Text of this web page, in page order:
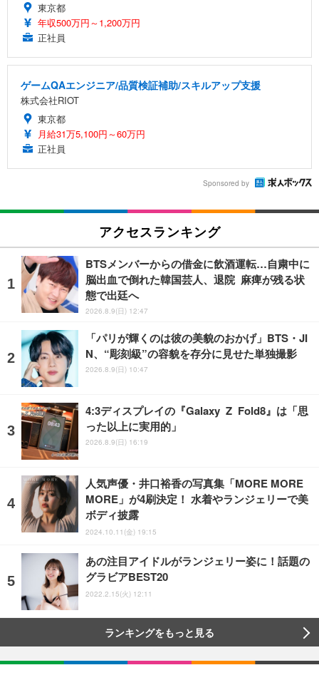
東京都
年収500万円～1,200万円
正社員
ゲームQAエンジニア/品質検証補助/スキルアップ支援
株式会社RIOT
東京都
月給31万5,100円～60万円
正社員
Sponsored by
アクセスランキング
BTSメンバーからの借金に飲酒運転…自粛中に
脳出血で倒れた韓国芸人、退院 麻痺が残る状
態で出廷へ
2026.8.9(日) 12:47
「パリが輝くのは彼の美貌のおかげ」BTS・JI
N、“彫刻級”の容貌を存分に見せた単独撮影
2026.8.9(日) 10:47
4:3ディスプレイの『Galaxy Z Fold8』は「思
った以上に実用的」
2026.8.9(日) 16:19
人気声優・井口裕香の写真集「MORE MORE
MORE」が4刷決定！ 水着やランジェリーで美
ボディ披露
2024.10.11(金) 19:15
あの注目アイドルがランジェリー姿に！話題の
グラビアBEST20
2022.2.15(火) 12:11
ランキングをもっと見る